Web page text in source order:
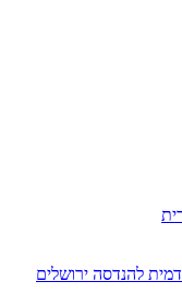
להנדסה ירושלים